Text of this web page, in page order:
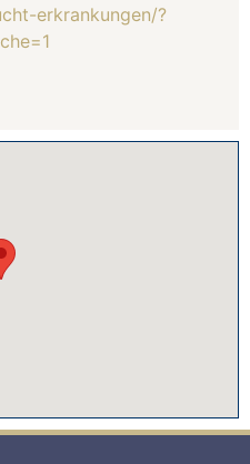
erkrankungen/?